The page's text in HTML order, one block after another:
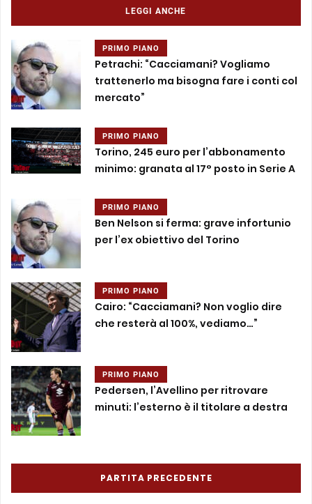
LEGGI ANCHE
PRIMO PIANO
Petrachi: “Cacciamani? Vogliamo
trattenerlo ma bisogna fare i conti col
mercato”
PRIMO PIANO
Torino, 245 euro per l’abbonamento
minimo: granata al 17° posto in Serie A
PRIMO PIANO
Ben Nelson si ferma: grave infortunio
per l’ex obiettivo del Torino
PRIMO PIANO
Cairo: “Cacciamani? Non voglio dire
che resterà al 100%, vediamo…”
PRIMO PIANO
Pedersen, l’Avellino per ritrovare
minuti: l’esterno è il titolare a destra
PARTITA PRECEDENTE